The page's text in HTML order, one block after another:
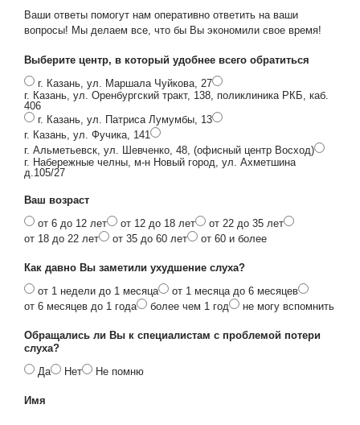
Ваши ответы помогут нам оперативно ответить на ваши
вопросы! Мы делаем все, что бы Вы экономили свое время!
Выберите центр, в который удобнее всего обратиться
г. Казань, ул. Маршала Чуйкова, 27
г. Казань, ул. Оренбургский тракт, 138, поликлиника РКБ, каб.
406
г. Казань, ул. Патриса Лумумбы, 13
г. Казань, ул. Фучика, 141
г. Альметьевск, ул. Шевченко, 48, (офисный центр Восход)
г. Набережные челны, м-н Новый город, ул. Ахметшина
д.105/27
Ваш возраст
от 6 до 12 лет
от 12 до 18 лет
от 22 до 35 лет
от 18 до 22 лет
от 35 до 60 лет от 60 и более
Как давно Вы заметили ухудшение слуха?
от 1 недели до 1 месяца
от 1 месяца до 6 месяцев
от 6 месяцев до 1 года
более чем 1 год не могу вспомнить
Обращались ли Вы к специалистам с проблемой потери
слуха?
Да
Нет Не помню
Имя